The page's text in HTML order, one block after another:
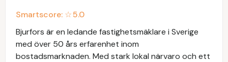
Smartscore: ☆5.0
Bjurfors är en ledande fastighetsmäklare i Sverige
med över 50 års erfarenhet inom
bostadsmarknaden. Med stark lokal närvaro och ett